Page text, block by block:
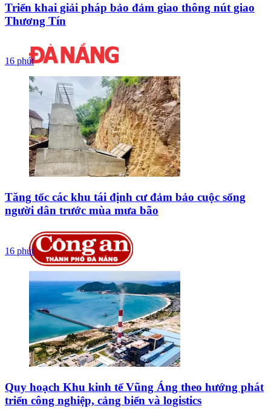
Triển khai giải pháp bảo đảm giao thông nút giao
Thương Tín
16 phút
Tăng tốc các khu tái định cư đảm bảo cuộc sống
người dân trước mùa mưa bão
16 phút
Quy hoạch Khu kinh tế Vũng Áng theo hướng phát
triển công nghiệp, cảng biển và logistics